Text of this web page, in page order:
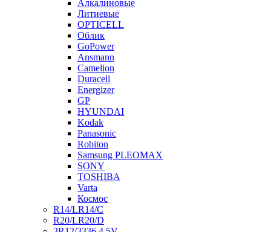
Алкалиновые
Литиевые
OPTICELL
Облик
GoPower
Ansmann
Camelion
Duracell
Energizer
GP
HYUNDAI
Kodak
Panasonic
Robiton
Samsung PLEOMAX
SONY
TOSHIBA
Varta
Космос
R14/LR14/C
R20/LR20/D